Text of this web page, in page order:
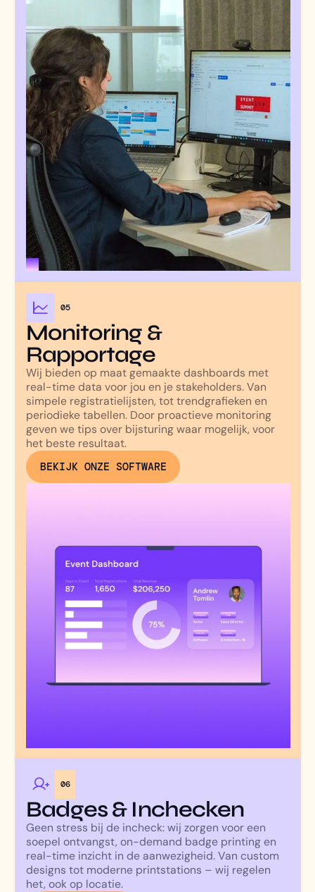
05
Monitoring &
Rapportage
Wij bieden op maat gemaakte dashboards met
real-time data voor jou en je stakeholders. Van
simpele registratielijsten, tot trendgrafieken en
periodieke tabellen. Door proactieve monitoring
geven we tips over bijsturing waar mogelijk, voor
het beste resultaat.
BEKIJK ONZE SOFTWARE
06
Badges & Inchecken
Geen stress bij de incheck: wij zorgen voor een
soepel ontvangst, on-demand badge printing en
real-time inzicht in de aanwezigheid. Van custom
designs tot moderne printstations – wij regelen
het, ook op locatie.